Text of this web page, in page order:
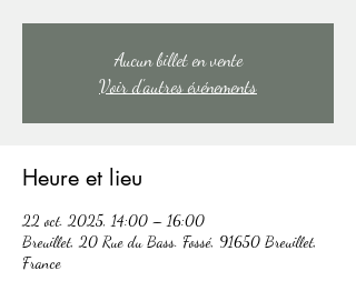
Aucun billet en vente
Voir d'autres événements
Heure et lieu
22 oct. 2025, 14:00 – 16:00
Breuillet, 20 Rue du Bass. Fossé, 91650 Breuillet,
France